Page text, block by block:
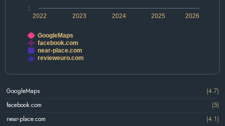
2022 2024 2026
2023 2025
1
GoogleMaps
facebook.com
near-place.com
revieweuro.com
GoogleMaps
(4.7)
facebook.com
(5)
near-place.com
(4.1)